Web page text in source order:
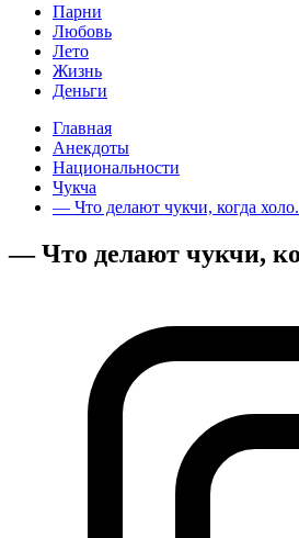
Парни
Любовь
Лето
Жизнь
Деньги
Главная
Анекдоты
Национальности
Чукча
— Что делают чукчи, когда
— Что делают чукчи,